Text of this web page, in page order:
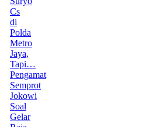
Cs
di
Polda
Metro
Jaya,
Tapi…
Pengamat
Semprot
Jokowi
Soal
Gelar